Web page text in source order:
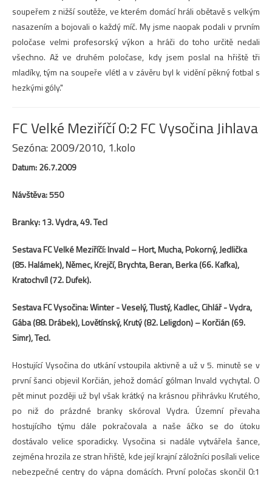
soupeřem z nižší soutěže, ve kterém domácí hráli obětavě s velkým
nasazením a bojovali o každý míč. My jsme naopak podali v prvním
poločase velmi profesorský výkon a hráči do toho určitě nedali
všechno. Až ve druhém poločase, kdy jsem poslal na hřiště tři
mladíky, tým na soupeře vlétl a v závěru byl k vidění pěkný fotbal s
hezkými góly."
FC Velké Meziříčí 0:2 FC Vysočina Jihlava
Sezóna: 2009/2010, 1.kolo
Datum: 26.7.2009
Návštěva: 550
Branky: 13. Vydra, 49. Tecl
Sestava FC Velké Meziříčí: Invald – Hort, Mucha, Pokorný, Jedlička
(85. Halámek), Němec, Krejčí, Brychta, Beran, Berka (66. Kafka),
Kratochvíl (72. Dufek).
Sestava FC Vysočina: Winter - Veselý, Tlustý, Kadlec, Cihlář - Vydra,
Gába (88. Drábek), Lovětínský, Krutý (82. Leligdon) – Korčián (69.
Simr), Tecl.
Hostující Vysočina do utkání vstoupila aktivně a už v 5. minutě se v
první šanci objevil Korčián, jehož domácí gólman Invald vychytal. O
pět minut později už byl však krátký na krásnou přihrávku Krutého,
po niž do prázdné branky skóroval Vydra. Územní převaha
hostujícího týmu dále pokračovala a naše áčko se do útoku
dostávalo velice sporadicky. Vysočina si nadále vytvářela šance,
zejména hrozila ze stran hřiště, kde její krajní záložníci posílali velice
nebezpečné centry do vápna domácích. První poločas skončil 0:1